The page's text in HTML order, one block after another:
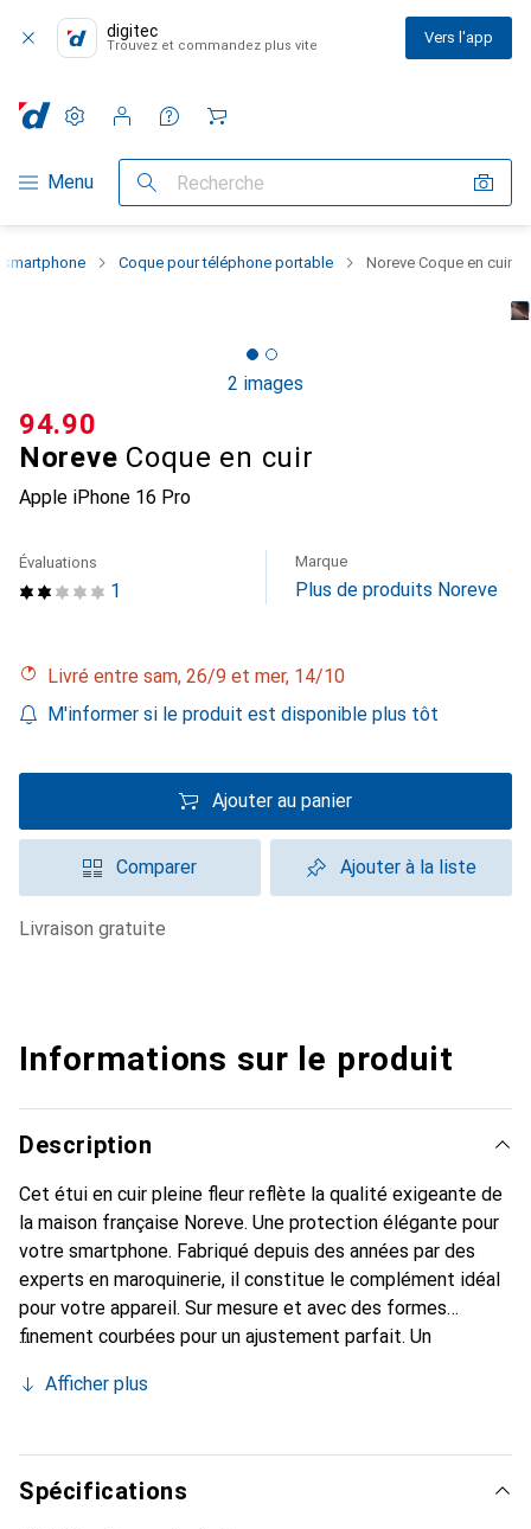
digitec
Trouvez et commandez plus vite Vers l'app
Navigation par catégorie
Menu Recherche
Paramètres
Compte client
Listes de comparaison
Listes d'envies
Panier
Coque pour téléphone portable Noreve Coque en cuir
2 images
Noreve Coque en cuir
Apple iPhone 16 Pro
CHF
94.90
1
Évaluations Marque
Plus de produits Noreve
Livré entre sam, 26/9 et mer, 14/10
M'informer si le produit est disponible plus tôt
Ajouter au panier
Comparer Ajouter à la liste
livraison gratuite
Informations sur le produit
Description
Cet étui en cuir pleine fleur reflète la qualité exigeante de
la maison française Noreve. Une protection élégante pour
votre smartphone. Fabriqué depuis des années par des
experts en maroquinerie, il constitue le complément idéal
pour votre appareil. Sur mesure et avec des formes
finement courbées pour un ajustement parfait. Un
La marque Noreve est reconnue internationalement pour
excellent choix pour le client exigeant.
Afficher plus
Spécifications